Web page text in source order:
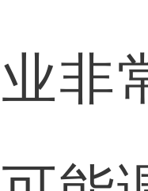
非